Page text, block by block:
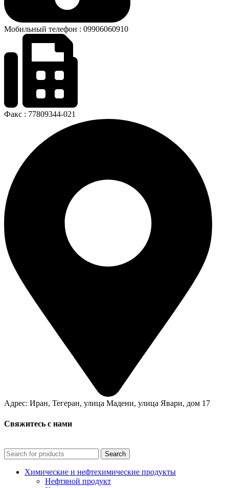
Мобильный телефон : 09906060910
Факс : 77809344-021
Адрес: Иран, Тегеран, улица Мадени, улица Явари, дом 17
Свяжитесь с нами
Search
Химические и нефтехимические продукты
Нефтяной продукт